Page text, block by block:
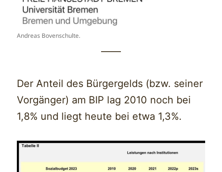
Andreas Bovenschulte.
——
Der Anteil des Bürgergelds (bzw. seiner
Vorgänger) am BIP lag 2010 noch bei
1,8% und liegt heute bei etwa 1,3%.